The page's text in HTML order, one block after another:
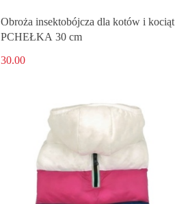
Obroża insektobójcza dla kotów i kociąt
PCHEŁKA 30 cm
30.00